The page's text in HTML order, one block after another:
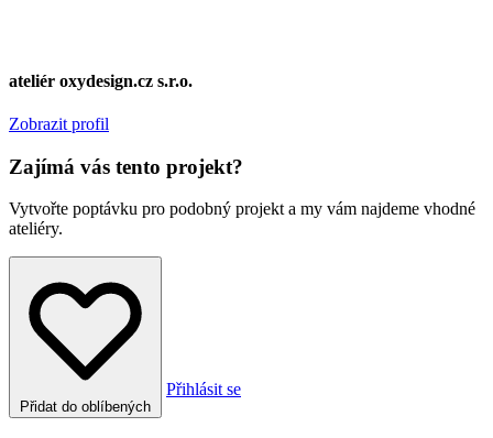
ateliér oxydesign.cz s.r.o.
Zobrazit profil
Zajímá vás tento projekt?
Vytvořte poptávku pro podobný projekt a my vám najdeme vhodné
ateliéry.
Přidat do oblíbených
Přihlásit se